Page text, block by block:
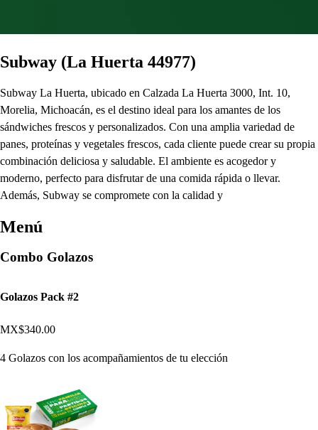
Subway (La Huerta 44977)
Subway La Huerta, ubicado en Calzada La Huerta 3000, Int. 10,
Morelia, Michoacán, es el destino ideal para los amantes de los
sándwiches frescos y personalizados. Con una amplia variedad de
panes, proteínas y vegetales frescos, cada cliente puede crear su propia
combinación deliciosa y saludable. El ambiente es acogedor y
moderno, perfecto para disfrutar de una comida rápida o llevar.
Además, Subway se compromete con la calidad y
Menú
Combo Golazos
Golazos Pack #2
MX$340.00
4 Golazos con los acompañamientos de tu elección